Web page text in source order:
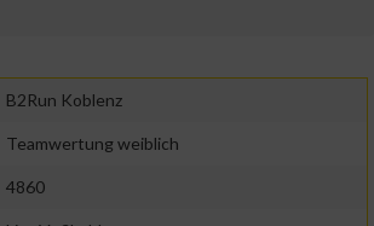
B2Run Koblenz
Teamwertung weiblich
4860